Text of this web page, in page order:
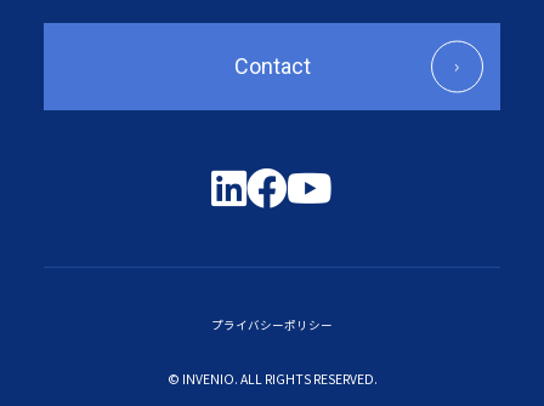
Contact
プライバシーポリシー
© INVENIO. ALL RIGHTS RESERVED.